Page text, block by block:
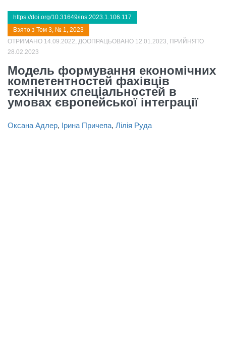
https://doi.org/10.31649/ins.2023.1.106.117
Взято з Том 3, № 1, 2023
ОТРИМАНО 14.09.2022, ДООПРАЦЬОВАНО 12.01.2023, ПРИЙНЯТО
28.02.2023
Модель формування економічних
компетентностей фахівців
технічних спеціальностей в
умовах європейської інтеграції
Оксана Адлер, Ірина Причепа, Лілія Руда